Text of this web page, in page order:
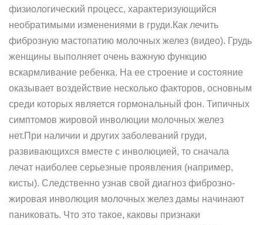
физиологический процесс, характеризующийся
необратимыми изменениями в груди.Как лечить
фиброзную мастопатию молочных желез (видео). Грудь
женщины выполняет очень важную функцию
вскармливание ребенка. На ее строение и состояние
оказывает воздействие несколько факторов, основным
среди которых является гормональный фон. Типичных
симптомов жировой инволюции молочных желез
нет.При наличии и других заболеваний груди,
развивающихся вместе с инволюцией, то сначала
лечат наиболее серьезные проявления (например,
кисты). Следственно узнав свой диагноз фиброзно-
жировая инволюция молочных желез дамы начинают
паниковать. Что это такое, каковы признаки